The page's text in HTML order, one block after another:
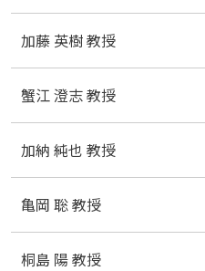
加藤 英樹 教授
蟹江 澄志 教授
加納 純也 教授
亀岡 聡 教授
桐島 陽 教授